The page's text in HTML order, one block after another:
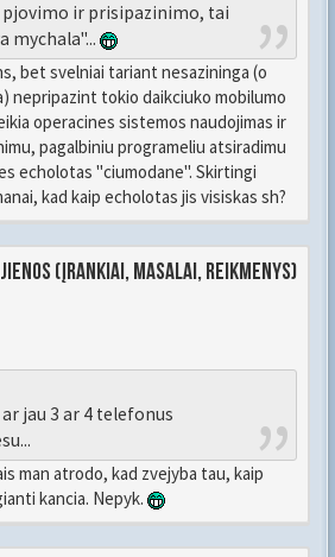
pjovimo ir prisipazinimo, tai
mychala"...
bet svelniai tariant nesazininga (o
nepripazint tokio daikciuko mobilumo
operacines sistemos naudojimas ir
pagalbiniu programeliu atsiradimu
echolotas "ciumodane". Skirtingi
kad kaip echolotas jis visiskas sh?
(įrankiai, masalai, reikmenys)
jau 3 ar 4 telefonus
man atrodo, kad zvejyba tau, kaip
kancia. Nepyk.